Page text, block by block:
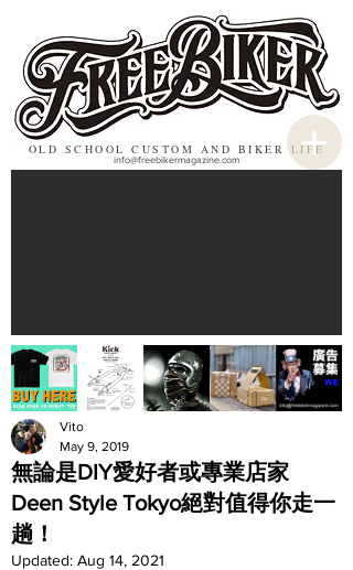
OLD SCHOOL CUSTOM AND BIKER LIFE
info@freebikermagazine.com
無論是DIY愛好者或專業店家
Deen Style Tokyo絕對值得你走一
趟！
Vito
May 9, 2019
Updated: Aug 14, 2021